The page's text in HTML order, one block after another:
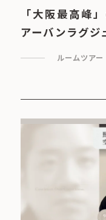
「大阪最高峰
アーバンラグジ
ルームツアー